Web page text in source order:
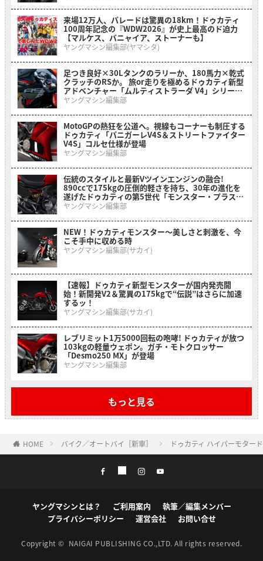
来場12万人、パレードは驚異の18km！ドゥカティ
100周年記念の『WDW2026』が史上最高のド迫力
【マルケス、バニャイア、ストーナーも】
ヤングマシン編集部(ヤマシタ)
足つき良好×30Lタンクのラリーか、180馬力×乾式
クラッチのRSか。 旅or走りを極めるドゥカティ新型
アドベンチャー「ムルティストラーダ V4」シリーズ
2026年モデルがいよいよ日本上陸
ヤングマシン編集部
MotoGPの熱狂を公道へ。視線もコーナーも制圧する
ドゥカティ「パニガーレV4S＆ストリートファイター
V4S」コルセ仕様が登場
ヤングマシン編集部
伝統のスタイルと最新Vツインエンジンの融合!
890ccで175kgの圧倒的軽さを持ち、30年の進化を
遂げたドゥカティの第5世代「モンスター・プラス」
がいよいよ日本上陸
ヤングマシン編集部
NEW！ドゥカティモンスター〜美しさと刺激を、今
こそ手中に収める時
ヤングマシン編集部(サカイ)
【速報】ドゥカティ新型モンスターが国内発売開
始！新開発V2＆驚異の175kgで“伝説”はさらに加速
するッ！
ヤングマシン編集部(サカイ)
レブリミット1万5000回転の咆哮! ドゥカティが放つ
103kgの軽量ウェポン。ガチ・モトクロッサー
「Desmo250 MX」が登場
ヤングマシン編集部
もっと見る
HOME バイク／オートバイ［新車］ ドゥカティ ハイパーモター
ヤングマシンとは？ ご利用案内
執筆／編集メンバー
プライバシーポリシー
運営会社 お問い合せ
Copyright © NAIGAI PUBLISHING CO.,LTD. All rights reserved.